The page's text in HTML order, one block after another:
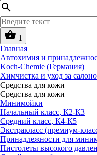
search
shopping_basket 1
Главная
Автохимия и
Koch-Chemie (Германия)
Химчистка и уход за
Средства для кожи
Средства для кожи
Минимойки
Начальный класс, К2-К3
Средний класс, К4-К5
Экстракласс (премиум-
Принадлежности для
Пистолеты высокого